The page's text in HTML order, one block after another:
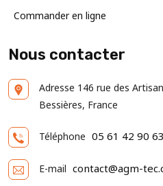
Commander en ligne
Nous contacter
Adresse 146 rue des
Bessières, France
Téléphone 05 61 42 90 63
E-mail contact@agm-